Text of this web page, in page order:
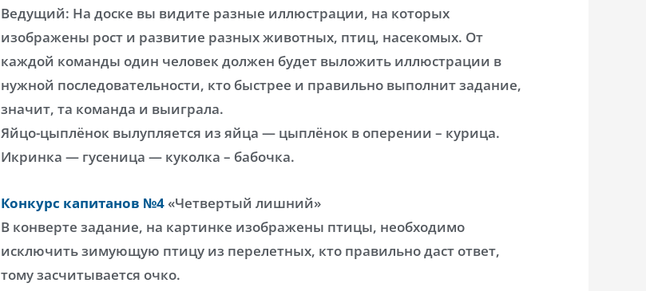
Ведущий: На доске вы видите разные иллюстрации, на которых
изображены рост и развитие разных животных, птиц, насекомых. От
каждой команды один человек должен будет выложить иллюстрации в
нужной последовательности, кто быстрее и правильно выполнит задание,
значит, та команда и выиграла.
Яйцо-цыплёнок вылупляется из яйца — цыплёнок в оперении – курица.
Икринка — гусеница — куколка – бабочка.
Конкурс капитанов №4«Четвертый лишний»
В конверте задание, на картинке изображены птицы, необходимо
исключить зимующую птицу из перелетных, кто правильно даст ответ,
тому засчитывается очко.